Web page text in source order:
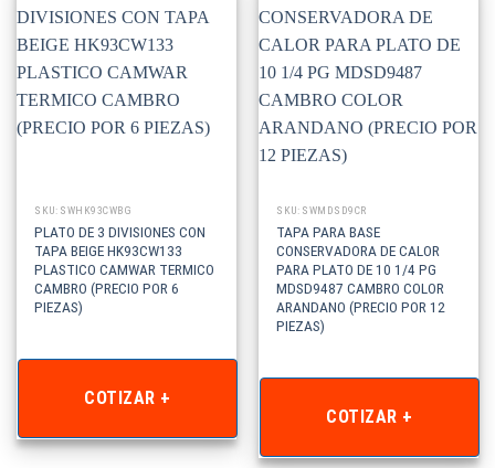
SKU: SWHK93CWBG
PLATO DE 3 DIVISIONES CON
TAPA BEIGE HK93CW133
PLASTICO CAMWAR TERMICO
CAMBRO (PRECIO POR 6
PIEZAS)
COTIZAR +
SKU: SWMDSD9CR
TAPA PARA BASE
CONSERVADORA DE CALOR
PARA PLATO DE 10 1/4 PG
MDSD9487 CAMBRO COLOR
ARANDANO (PRECIO POR 12
PIEZAS)
COTIZAR +